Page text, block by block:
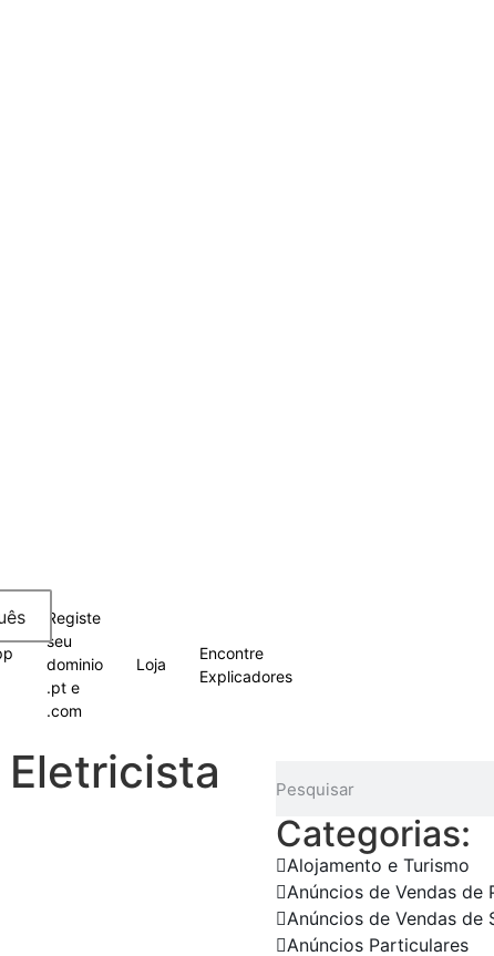
Registe
seu
dominio
.pt e
.com
Loja
Encontre
Explicadores
Categorias:
Alojamento e Turismo
Anúncios de Vendas de
Anúncios de Vendas de
Anúncios Particulares